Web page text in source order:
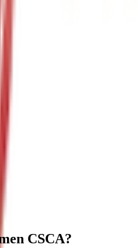
CSCA?